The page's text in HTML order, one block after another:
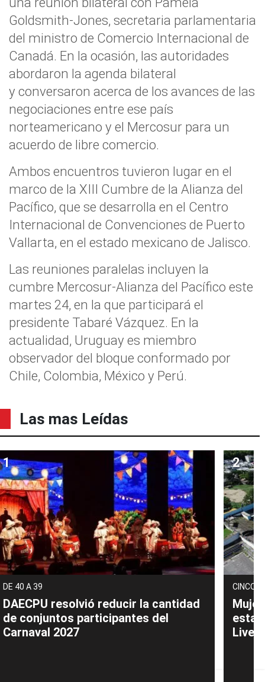
Goldsmith-Jones, secretaria parlamentaria
del ministro de Comercio Internacional de
Canadá. En la ocasión, las autoridades
abordaron la agenda bilateral
y conversaron acerca de los avances de las
negociaciones entre ese país
norteamericano y el Mercosur para un
acuerdo de libre comercio.
Ambos encuentros tuvieron lugar en el
marco de la XIII Cumbre de la Alianza del
Pacífico, que se desarrolla en el Centro
Internacional de Convenciones de Puerto
Vallarta, en el estado mexicano de Jalisco.
Las reuniones paralelas incluyen la
cumbre Mercosur-Alianza del Pacífico este
martes 24, en la que participará el
presidente Tabaré Vázquez. En la
actualidad, Uruguay es miembro
observador del bloque conformado por
Chile, Colombia, México y Perú.
Las mas Leídas
DE 40 A 39
DAECPU resolvió reducir la cantidad
de conjuntos participantes del
Carnaval 2027
CINCO